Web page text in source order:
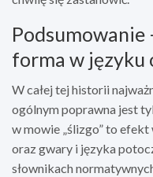
Podsumowanie
forma w języku
W całej tej historii
ogólnym poprawna jest
w mowie „ślizgo” to efekt
oraz gwary i języka
słownikach